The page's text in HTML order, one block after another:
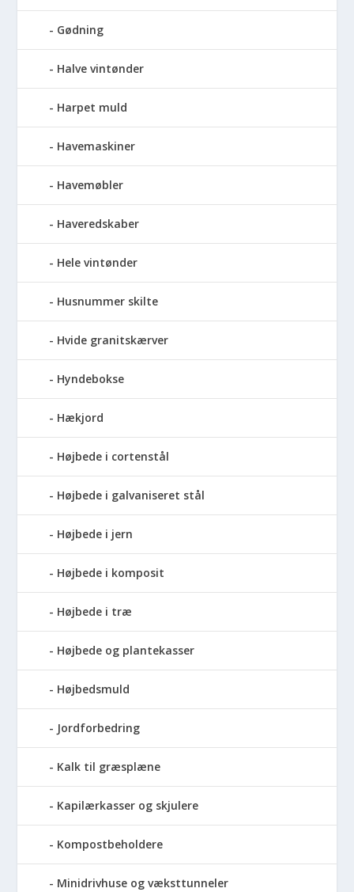
Gødning
Halve vintønder
Harpet muld
Havemaskiner
Havemøbler
Haveredskaber
Hele vintønder
Husnummer skilte
Hvide granitskærver
Hyndebokse
Hækjord
Højbede i cortenstål
Højbede i galvaniseret stål
Højbede i jern
Højbede i komposit
Højbede i træ
Højbede og plantekasser
Højbedsmuld
Jordforbedring
Kalk til græsplæne
Kapilærkasser og skjulere
Kompostbeholdere
Minidrivhuse og væksttunneler